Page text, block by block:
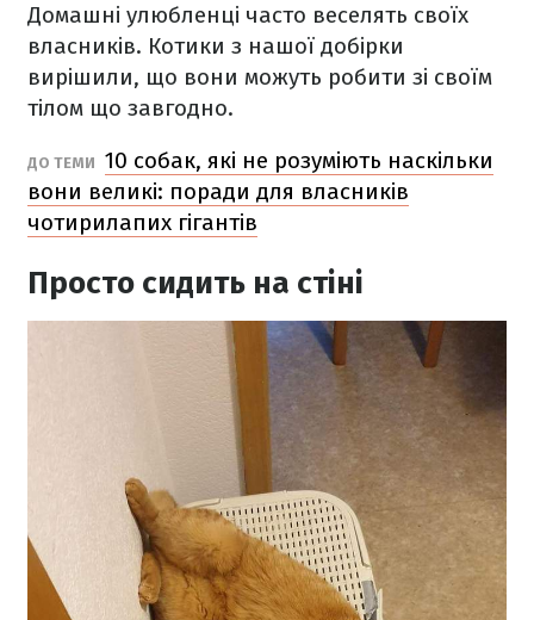
Домашні улюбленці часто веселять своїх
власників. Котики з нашої добірки
вирішили, що вони можуть робити зі своїм
тілом що завгодно.
ДО ТЕМИ 10 собак, які не розуміють наскільки
вони великі: поради для власників
чотирилапих гігантів
Просто сидить на стіні